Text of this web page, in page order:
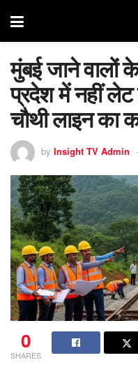
मुंबई जाने वालों
प्रदेश में नहीं लेट
चौथी लाइन का
by Insight TV Admin
0
SHARES